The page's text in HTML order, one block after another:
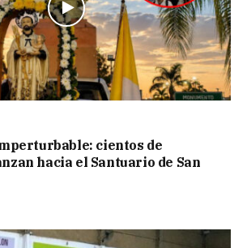
cientos de
hacia el Santuario de San